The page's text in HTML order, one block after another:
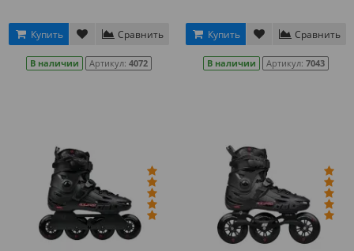
Купить Сравнить
В наличии Артикул: 4072
Купить Сравнить
В наличии Артикул: 7043